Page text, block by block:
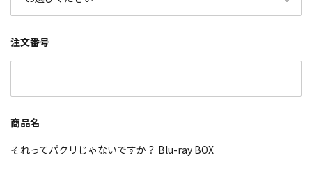
注文番号
商品名
それってパクリじゃないですか？ Blu-ray BOX